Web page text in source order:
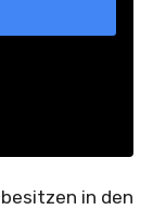
besitzen in den